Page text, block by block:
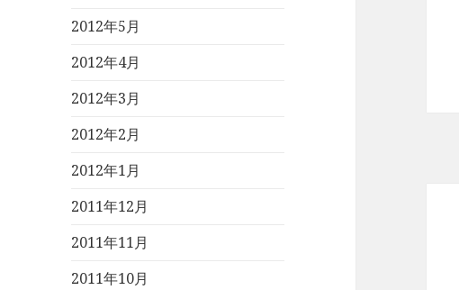
2012年5月
2012年4月
2012年3月
2012年2月
2012年1月
2011年12月
2011年11月
2011年10月